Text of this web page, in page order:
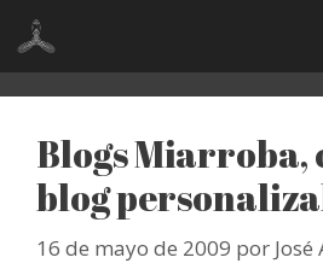
Saltar
contenido
Blogs Miarroba,
blog
16 de mayo de 2009 por